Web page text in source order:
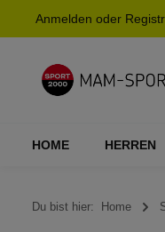
Zur
Anmelden oder
HOME HERREN
Du bist hier: Home